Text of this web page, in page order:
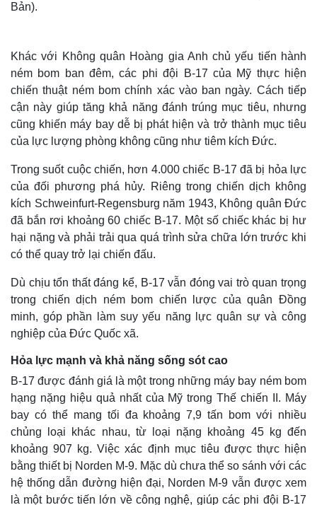
Quan sát
Cuộc sống đó đây
Hồ sơ
Video
Ảnh
E-Magazine
Bản).
Khác với Không quân Hoàng gia Anh chủ yếu tiến hành
ném bom ban đêm, các phi đội B-17 của Mỹ thực hiện
chiến thuật ném bom chính xác vào ban ngày. Cách tiếp
cận này giúp tăng khả năng đánh trúng mục tiêu, nhưng
cũng khiến máy bay dễ bị phát hiện và trở thành mục tiêu
của lực lượng phòng không cũng như tiêm kích Đức.
Trong suốt cuộc chiến, hơn 4.000 chiếc B-17 đã bị hỏa lực
của đối phương phá hủy. Riêng trong chiến dịch không
kích Schweinfurt-Regensburg năm 1943, Không quân Đức
đã bắn rơi khoảng 60 chiếc B-17. Một số chiếc khác bị hư
hại nặng và phải trải qua quá trình sửa chữa lớn trước khi
có thể quay trở lại chiến đấu.
Dù chịu tổn thất đáng kể, B-17 vẫn đóng vai trò quan trọng
trong chiến dịch ném bom chiến lược của quân Đồng
minh, góp phần làm suy yếu năng lực quân sự và công
nghiệp của Đức Quốc xã.
Hỏa lực mạnh và khả năng sống sót cao
B-17 được đánh giá là một trong những máy bay ném bom
hạng nặng hiệu quả nhất của Mỹ trong Thế chiến II. Máy
bay có thể mang tối đa khoảng 7,9 tấn bom với nhiều
chủng loại khác nhau, từ loại nặng khoảng 45 kg đến
khoảng 907 kg. Việc xác định mục tiêu được thực hiện
bằng thiết bị Norden M-9. Mặc dù chưa thể so sánh với các
hệ thống dẫn đường hiện đại, Norden M-9 vẫn được xem
là một bước tiến lớn về công nghệ, giúp các phi đội B-17